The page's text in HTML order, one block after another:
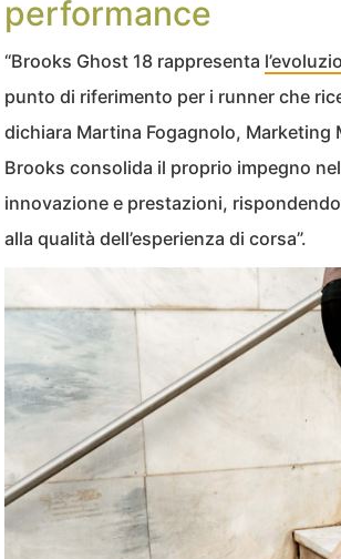
performance
“Brooks Ghost 18 rappresenta
punto di riferimento per i runner che
dichiara Martina Fogagnolo, Marketing
Brooks consolida il proprio impegno
innovazione e prestazioni,
alla qualità dell’esperienza di corsa”.